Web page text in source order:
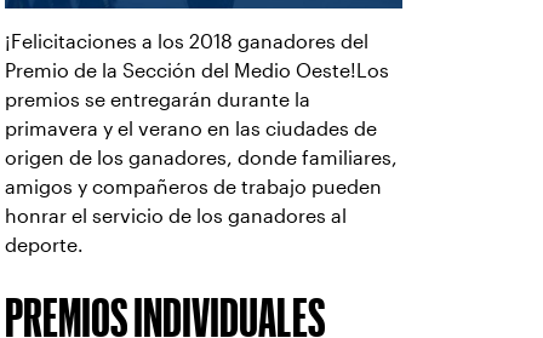
¡Felicitaciones a los 2018 ganadores del
Premio de la Sección del Medio Oeste!Los
premios se entregarán durante la
primavera y el verano en las ciudades de
origen de los ganadores, donde familiares,
amigos y compañeros de trabajo pueden
honrar el servicio de los ganadores al
deporte.
PREMIOS INDIVIDUALES